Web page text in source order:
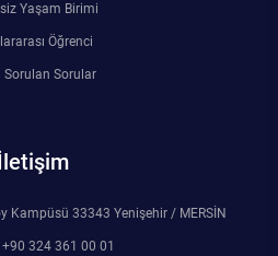
Yaşam Birimi
Öğrenci
Sorulan Sorular
Kampüsü 33343 Yenişehir / MERSİN
+90 324 361 00 01